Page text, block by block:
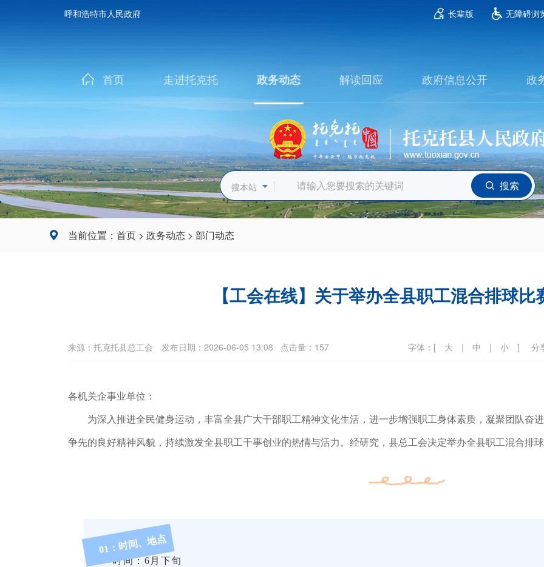
呼和浩特市人民政府 长辈版 无障碍浏
首页 走进托克托 政务动态 解读回应 政府信息公开 政
搜本站 搜索
当前位置： 首页 > 政务动态 > 部门动态
【工会在线】关于举办全县职工混合排球比
来源：托克托县总工会 发布日期：2026-06-05 13:08 点击量：157 字体：[ 大 | 中 | 小 ] 分
各机关企事业单位 ：
为深入推进全民健身运动，丰富全县广大干部职工精神文化生活，进一步增强职工身体素质，凝聚团队奋
争先的良好精神风貌，持续激发全县职工干事创业的热情与活力。经研究， 县总工会决定举办全县职工混合排
01 ：时间、地点
时间：6月下旬